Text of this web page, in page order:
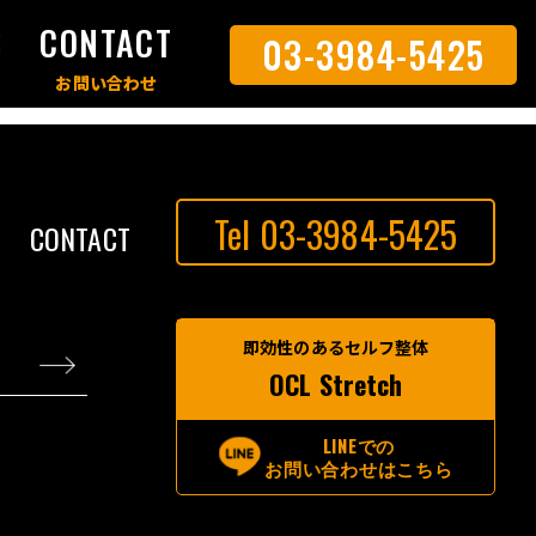
CONTACT 03-3984-5425
CONTACT Tel 03-3984-5425
即効性のあるセルフ整体
OCL Stretch
LINEでの
お問い合わせはこちら